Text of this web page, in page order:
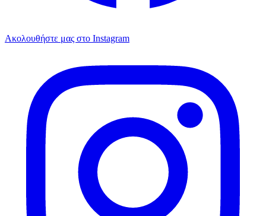
Ακολουθήστε μας στο Instagram